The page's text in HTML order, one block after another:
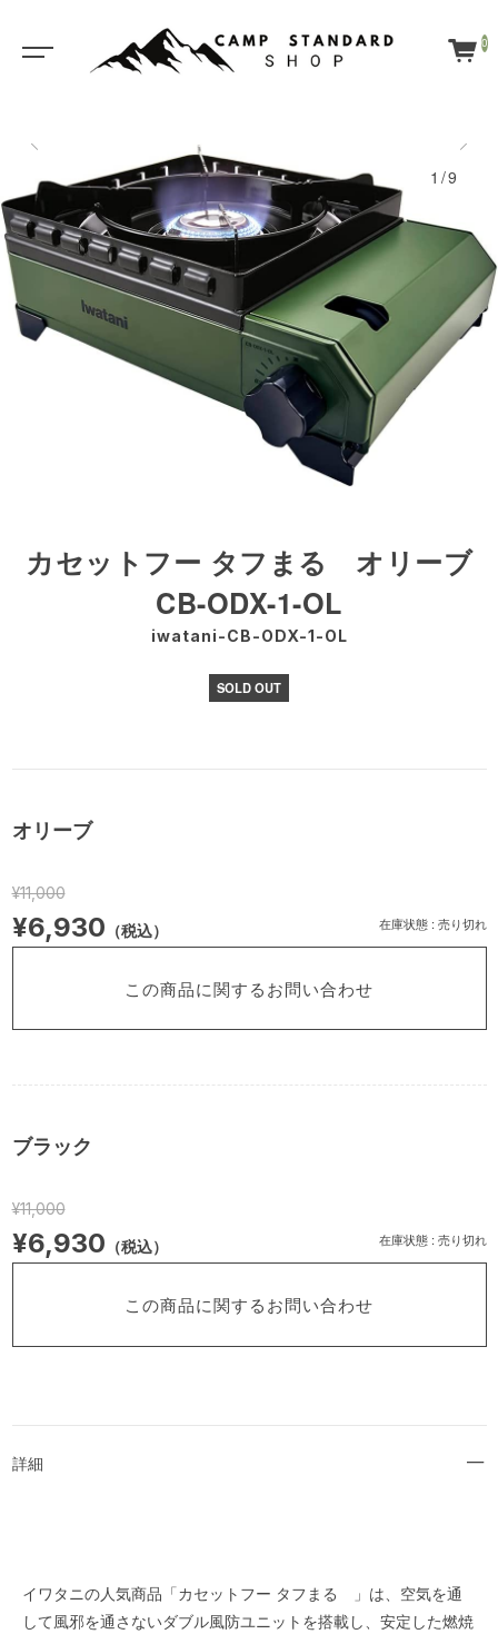
0
1/9
カセットフー タフまる オリーブ
CB-ODX-1-OL
iwatani-CB-ODX-1-OL
SOLD OUT
オリーブ
在庫状態 : 売り切れ
¥11,000
¥6,930 （税込）
この商品に関するお問い合わせ
ブラック
在庫状態 : 売り切れ
¥11,000
¥6,930 （税込）
この商品に関するお問い合わせ
詳細
イワタニの人気商品「カセットフー タフまる 」は、空気を通
して風邪を通さないダブル風防ユニットを搭載し、安定した燃焼